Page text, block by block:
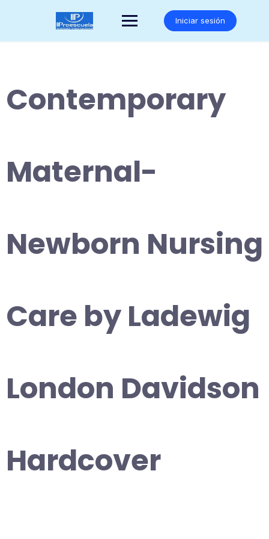
Iniciar sesión
Contemporary
Maternal-
Newborn Nursing
Care by Ladewig
London Davidson
Hardcover